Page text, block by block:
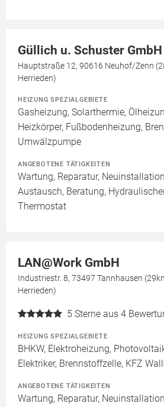
Güllich u. Schuster GmbH
Hauptstraße 12, 90616 Neuhof/Zenn
Herrieden)
HEIZUNG SPEZIALGEBIETE
Gasheizung, Solarthermie,
Heizkörper, Fußbodenheizung,
Umwälzpumpe
ANGEBOTENE TÄTIGKEITEN
Wartung, Reparatur,
Austausch, Beratung,
Thermostat
LAN@Work GmbH
Industriestr. 8, 73497 Tannhausen
Herrieden)
5 Sterne aus 4
HEIZUNG SPEZIALGEBIETE
BHKW, Elektroheizung,
Elektriker, Brennstoffzelle, KFZ
ANGEBOTENE TÄTIGKEITEN
Wartung, Reparatur,